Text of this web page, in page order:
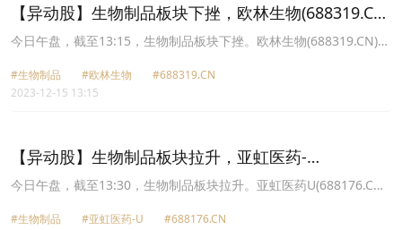
【异动股】生物制品板块下挫，欧林生物(688319.CN)
跌6.83%
今日午盘，截至13:15，生物制品板块下挫。欧林生物(688319.CN)跌
生物(600161.CN)跌6.23%报30.1元，智飞生物(300122.CN)跌6.03%
报61.98元，泓博医药(301230.CN)跌5.17%报36.66元，通化东宝
#生物制品 #欧林生物
#688319.CN
2023-12-15 13:15
【异动股】生物制品板块拉升，亚虹医药-
U(688176.CN)涨12.92%
今日午盘，截至13:30，生物制品板块拉升。亚虹医药U(688176.CN)
元，欧林生物(688319.CN)涨12.03%报16.76元，百利天恒
#生物制品 #亚虹医药-U
#688176.CN